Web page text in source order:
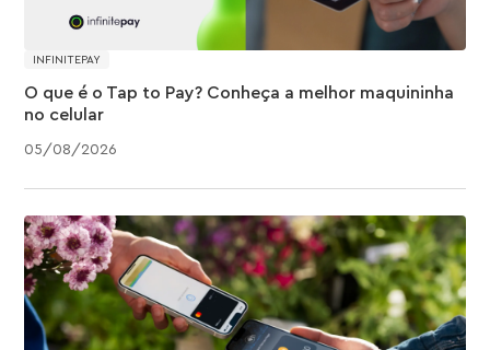
INFINITEPAY
05/08/2026
O que é o Tap to Pay? Conheça a melhor maquininha
no celular